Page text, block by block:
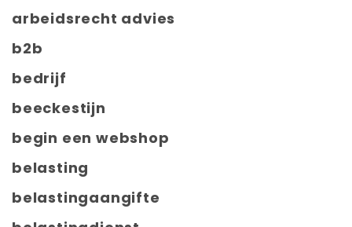
arbeidsrecht advies
b2b
bedrijf
beeckestijn
begin een webshop
belasting
belastingaangifte